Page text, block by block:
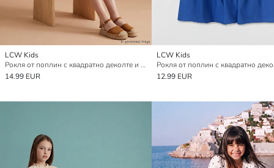
LCW Kids
Рокля от поплин с квадратно деколте и презрамки за момичета
14.99 EUR
LCW Kids
12.99 EUR